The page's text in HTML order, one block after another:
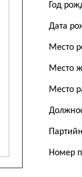
Год
Дата
Место
Место
Место
Номер